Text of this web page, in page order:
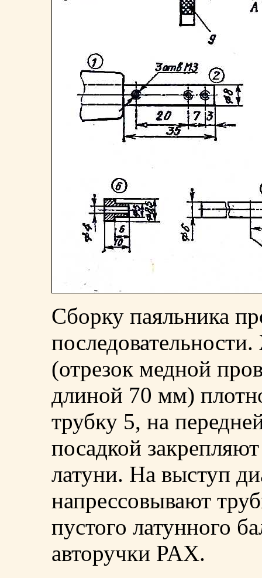
Сборку паяльника
(отрезок медной
длиной 70 мм)
трубку 5, на
посадкой
латуни. На выступ
напрессовывают
пустого латунного
авторучки PAX.